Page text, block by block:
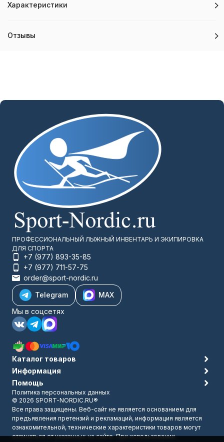
Характеристики
Отзывы
ПРОФЕССИОНАЛЬНЫЙ ЛЫЖНЫЙ ИНВЕНТАРЬ И ЭКИПИРОВКА
ДЛЯ СПОРТА
+7 (977) 893-35-85
+7 (977) 711-57-75
order@sport-nordic.ru
Telegram
MAX
Мы в соцсетях
Каталог товаров
Информация
Помощь
Политика персональных данных
© 2026 SPORT-NORDIC.RU®
Все права защищены. Веб-сайт не является основанием для
предъявления претензий и рекламаций, информация является
ознакомительной, технические характеристики товаров могут
отличаться от указанных на сайте. При использовании